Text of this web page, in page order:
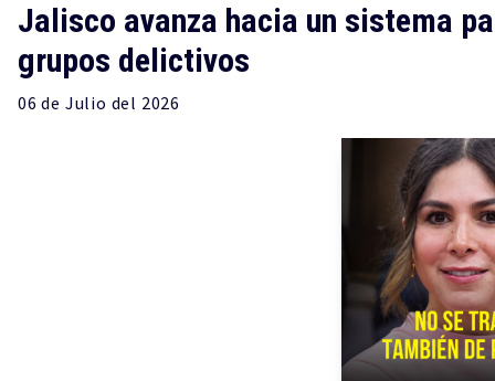
Jalisco avanza hacia un sistema
grupos delictivos
06 de Julio del 2026